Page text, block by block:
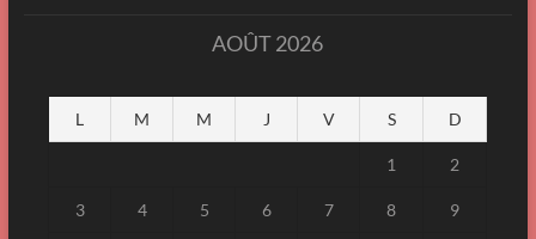
AOÛT 2026
L M M J V S D
1 2
3 4 5 6 7 8 9